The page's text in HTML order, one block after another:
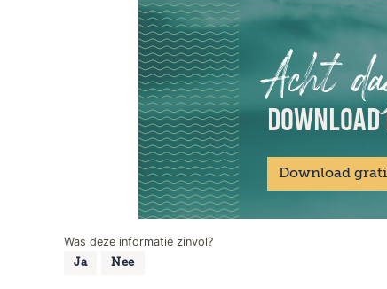
Acht
Download
Was deze informatie zinvol?
Ja Nee